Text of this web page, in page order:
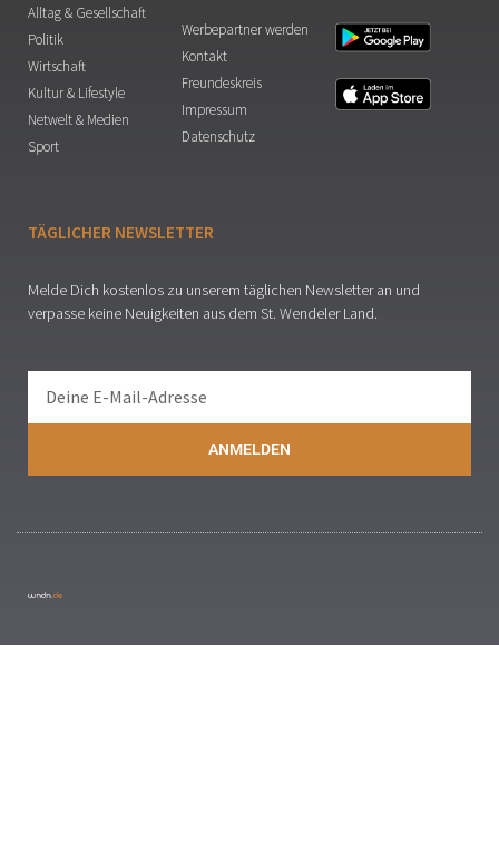
Alltag & Gesellschaft
Politik
Wirtschaft
Kultur & Lifestyle
Netwelt & Medien
Sport
Werbepartner werden
Kontakt
Freundeskreis
Impressum
Datenschutz
TÄGLICHER NEWSLETTER
Melde Dich kostenlos zu unserem täglichen Newsletter an und
verpasse keine Neuigkeiten aus dem St. Wendeler Land.
ANMELDEN